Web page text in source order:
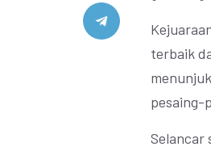
terbaik
pesaing-
Selancar